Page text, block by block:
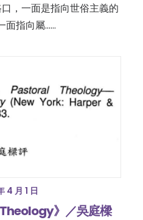
，一面是指向世俗主義的
面指向屬……
4 月 1 日
》／吳庭樑